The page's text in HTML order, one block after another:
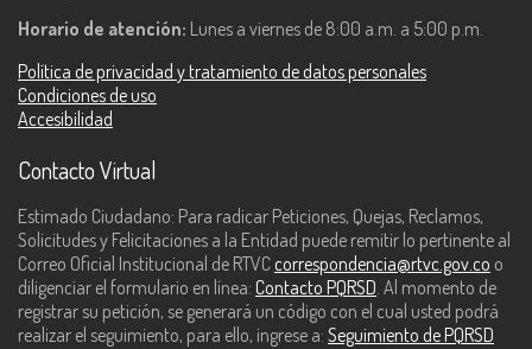
Horario de atención: Lunes a viernes de 8:00 a.m. a 5:00 p.m.
Política de privacidad y tratamiento de datos personales
Condiciones de uso
Accesibilidad
Contacto Virtual
Estimado Ciudadano: Para radicar Peticiones, Quejas, Reclamos,
Solicitudes y Felicitaciones a la Entidad puede remitir lo pertinente al
Correo Oficial Institucional de RTVC correspondencia@rtvc.gov.co o
diligenciar el formulario en línea: Contacto PQRSD. Al momento de
registrar su petición, se generará un código con el cual usted podrá
realizar el seguimiento, para ello, ingrese a: Seguimiento de PQRSD